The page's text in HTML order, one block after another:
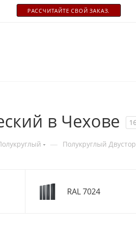
РАСCЧИТАЙТЕ СВОЙ ЗАКАЗ.
в Чехове
— Полукруглый
RAL 7024